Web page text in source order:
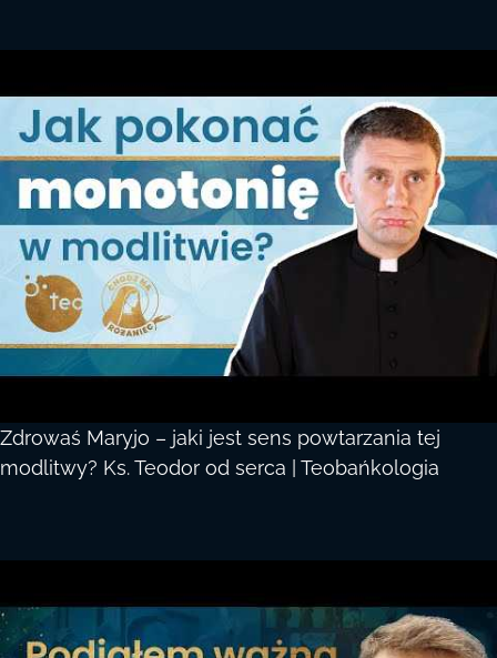
Zdrowaś Maryjo – jaki jest sens powtarzania tej
modlitwy? Ks. Teodor od serca | Teobańkologia